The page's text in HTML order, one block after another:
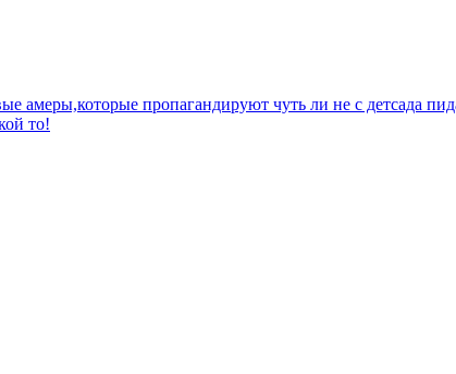
амеры,которые пропагандируют чуть ли не с детсада
то!